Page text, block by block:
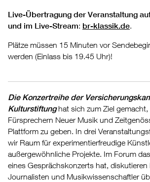
Live-Übertragung der Veranstaltung
und im Live-Stream: br-klassik.de.
Plätze müssen 15 Minuten vor
werden (Einlass bis 19.45 Uhr)!
Die Konzertreihe der
Kulturstiftunghat sich zum Ziel
Fürsprechern Neuer Musik und
Plattform zu geben. In drei
wir Raum für experimentierfreudige
außergewöhnliche Projekte. Im Forum
eines Gesprächskonzerts hat, diskutieren
Journalisten und Musikwissenschaftler